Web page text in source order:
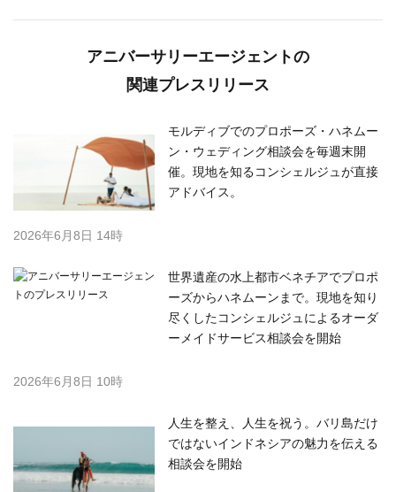
アニバーサリーエージェントの
関連プレスリリース
モルディブでのプロポーズ・ハネムー
ン・ウェディング相談会を毎週末開
催。現地を知るコンシェルジュが直接
アドバイス。
2026年6月8日 14時
世界遺産の水上都市ベネチアでプロポ
ーズからハネムーンまで。現地を知り
尽くしたコンシェルジュによるオーダ
ーメイドサービス相談会を開始
2026年6月8日 10時
人生を整え、人生を祝う。バリ島だけ
ではないインドネシアの魅力を伝える
相談会を開始